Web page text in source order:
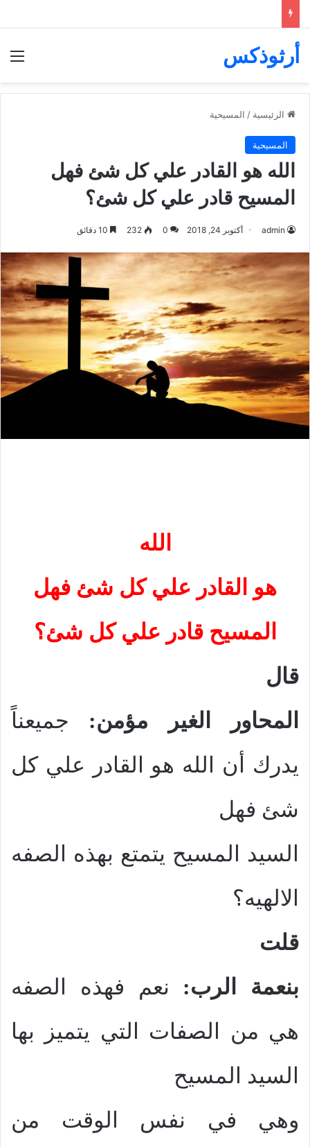
أرثوذكس
الرئيسية / المسيحية
المسيحية
الله هو القادر علي كل شئ فهل
المسيح قادر علي كل شئ؟
admin أكتوبر 24, 2018 0
232
الله
هو القادر علي كل شئ فهل
المسيح قادر علي كل شئ؟
قال
المحاور الغير مؤمن: جميعناً
يدرك أن الله هو القادر علي كل
شئ فهل
السيد المسيح يتمتع بهذه الصفه
الالهيه؟
قلت
بنعمة الرب: نعم فهذه الصفه
هي من الصفات التي يتميز بها
السيد المسيح
وهي في نفس الوقت من